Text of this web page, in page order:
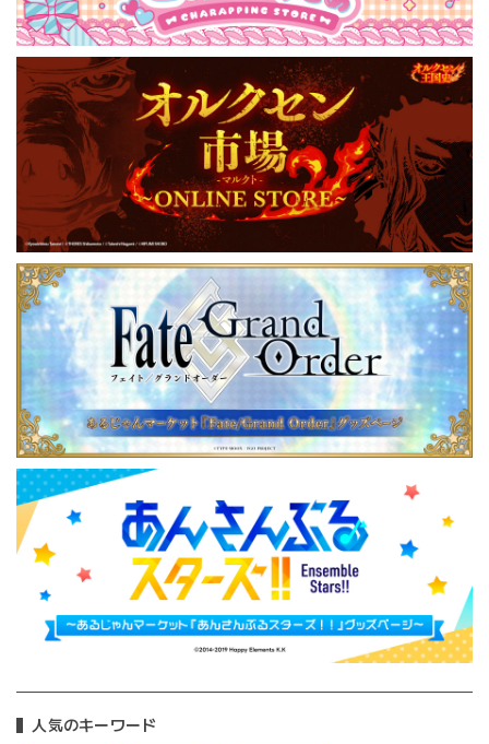
人気のキーワード